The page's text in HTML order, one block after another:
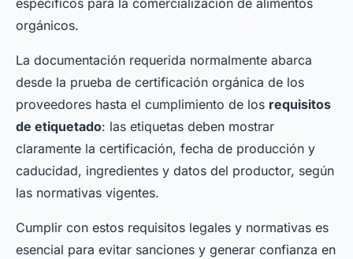
específicos para la comercialización de alimentos
orgánicos.
La documentación requerida normalmente abarca
desde la prueba de certificación orgánica de los
proveedores hasta el cumplimiento de los requisitos
de etiquetado: las etiquetas deben mostrar
claramente la certificación, fecha de producción y
caducidad, ingredientes y datos del productor, según
las normativas vigentes.
Cumplir con estos requisitos legales y normativas es
esencial para evitar sanciones y generar confianza en